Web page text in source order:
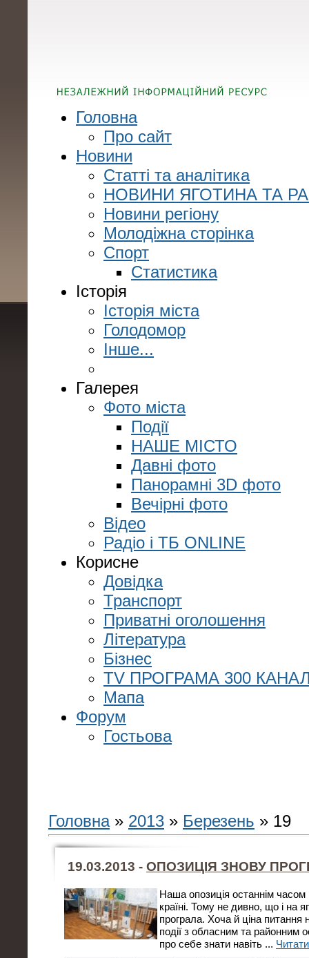
Головна
Про сайт
Новини
Статті та аналітика
НОВИНИ ЯГОТИНА ТА
Новини регіону
Молодіжна сторінка
Спорт
Статистика
Історія
Історія міста
Голодомор
Інше...
Галерея
Фото міста
Події
НАШЕ МІСТО
Давні фото
Панорамні 3D фото
Вечірні фото
Відео
Радіо і ТБ ONLINE
Корисне
Довідка
Транспорт
Приватні оголошення
Література
Бізнес
TV ПРОГРАМА 300
Мапа
Форум
Гостьова
Головна» 2013 » Березень » 19
19.03.2013 - ОПОЗИЦІЯ ЗНОВУ
Наша опозиція останнім часом
країні. Тому не дивно, що і на
програла. Хоча й ціна питання
події з обласним та
про себе знати навіть ...